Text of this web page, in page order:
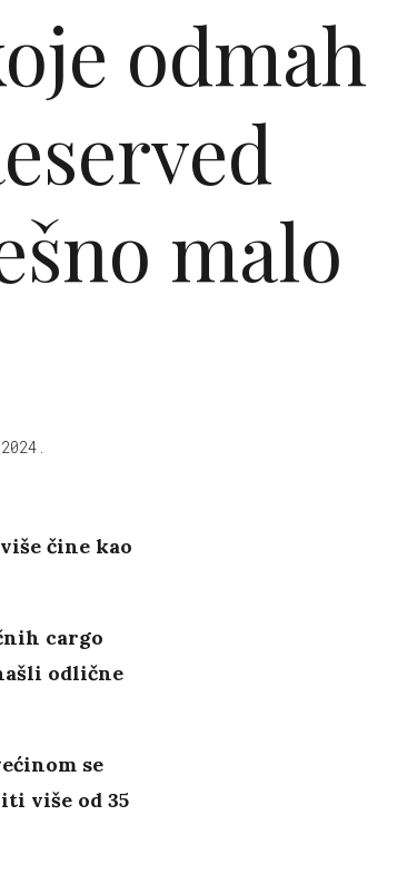
odmah
malo
čine kao
cargo
odlične
se
više od 35